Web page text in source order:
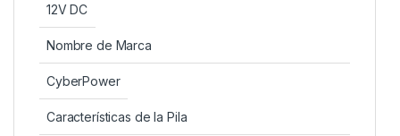
12V DC
Nombre de Marca
CyberPower
Características de la Pila